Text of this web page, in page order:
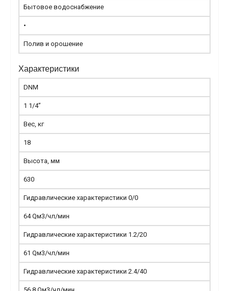
Бытовое водоснабжение
•
Полив и орошение
Характеристики
DNM
1 1/4”
Вес, кг
18
Высота, мм
630
Гидравлические характеристики 0/0
64 Qм3/чл/мин
Гидравлические характеристики 1.2/20
61 Qм3/чл/мин
Гидравлические характеристики 2.4/40